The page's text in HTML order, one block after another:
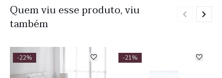
Quem viu esse produto, viu
também
-22% -21%